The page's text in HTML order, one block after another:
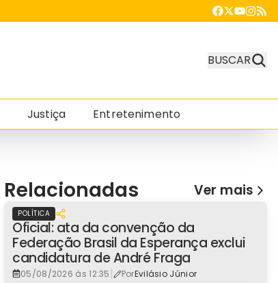
BUSCAR
Justiça Entretenimento
Relacionadas Ver mais
POLÍTICA
Oficial: ata da convenção da
Federação Brasil da Esperança exclui
candidatura de André Fraga
05/08/2026 às 12:35 | PorEvilásio Júnior